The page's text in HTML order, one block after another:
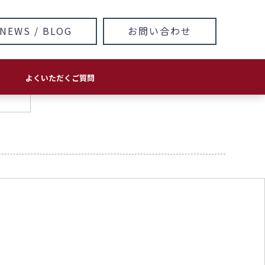
お問い合わせ
NEWS / BLOG
ホームページ・LP 制作/運用
印刷物
ロゴ＆キャラクターデザイン
看板･サイン
イラスト・マンガ
IOT
AI
ソフトウェア開発
ネットワークセキュリティ
針
よくいただくご質問